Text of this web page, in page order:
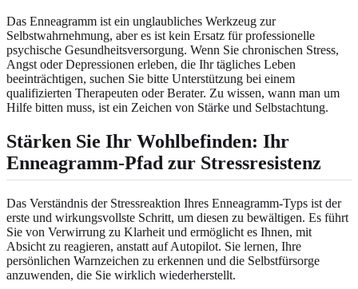
Das Enneagramm ist ein unglaubliches Werkzeug zur
Selbstwahrnehmung, aber es ist kein Ersatz für professionelle
psychische Gesundheitsversorgung. Wenn Sie chronischen Stress,
Angst oder Depressionen erleben, die Ihr tägliches Leben
beeinträchtigen, suchen Sie bitte Unterstützung bei einem
qualifizierten Therapeuten oder Berater. Zu wissen, wann man um
Hilfe bitten muss, ist ein Zeichen von Stärke und Selbstachtung.
Stärken Sie Ihr Wohlbefinden: Ihr
Enneagramm-Pfad zur Stressresistenz
Das Verständnis der Stressreaktion Ihres Enneagramm-Typs ist der
erste und wirkungsvollste Schritt, um diesen zu bewältigen. Es führt
Sie von Verwirrung zu Klarheit und ermöglicht es Ihnen, mit
Absicht zu reagieren, anstatt auf Autopilot. Sie lernen, Ihre
persönlichen Warnzeichen zu erkennen und die Selbstfürsorge
anzuwenden, die Sie wirklich wiederherstellt.